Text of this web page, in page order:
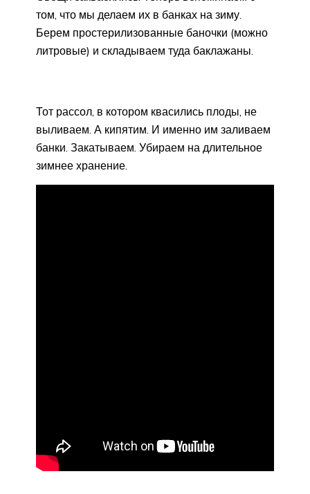
том, что мы делаем их в банках на зиму.
Берем простерилизованные баночки (можно
литровые) и складываем туда баклажаны.
Тот рассол, в котором квасились плоды, не
выливаем. А кипятим. И именно им заливаем
банки. Закатываем. Убираем на длительное
зимнее хранение.